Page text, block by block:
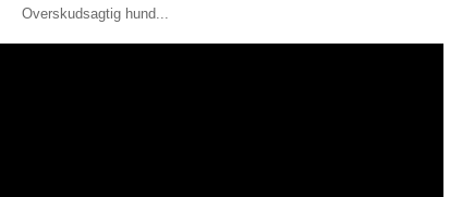
Overskudsagtig hund...